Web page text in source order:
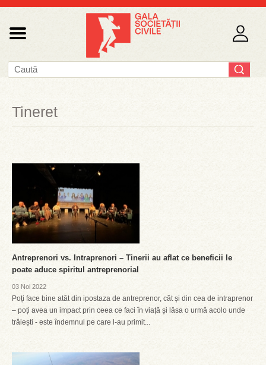
Tineret
Antreprenori vs. Intraprenori – Tinerii au aflat ce beneficii le
poate aduce spiritul antreprenorial
03 Noi 2022
Poți face bine atât din ipostaza de antreprenor, cât și din cea de intraprenor
– poți avea un impact prin ceea ce faci în viață și lăsa o urmă acolo unde
trăiești - este îndemnul pe care l-au primit...